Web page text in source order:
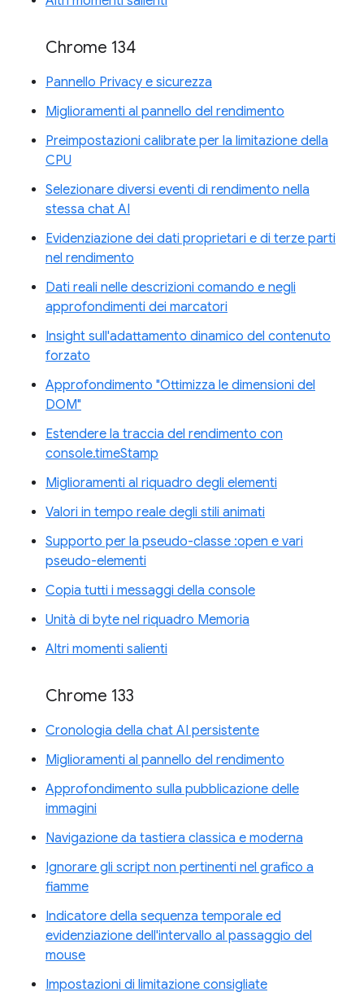
Chrome 134
Pannello Privacy e sicurezza
Miglioramenti al pannello del rendimento
Preimpostazioni calibrate per la limitazione della
CPU
Selezionare diversi eventi di rendimento nella
stessa chat AI
Evidenziazione dei dati proprietari e di terze parti
nel rendimento
Dati reali nelle descrizioni comando e negli
approfondimenti dei marcatori
Insight sull'adattamento dinamico del contenuto
forzato
Approfondimento "Ottimizza le dimensioni del
DOM"
Estendere la traccia del rendimento con
console.timeStamp
Miglioramenti al riquadro degli elementi
Valori in tempo reale degli stili animati
Supporto per la pseudo-classe :open e vari
pseudo-elementi
Copia tutti i messaggi della console
Unità di byte nel riquadro Memoria
Altri momenti salienti
Chrome 133
Cronologia della chat AI persistente
Miglioramenti al pannello del rendimento
Approfondimento sulla pubblicazione delle
immagini
Navigazione da tastiera classica e moderna
Ignorare gli script non pertinenti nel grafico a
fiamme
Indicatore della sequenza temporale ed
evidenziazione dell'intervallo al passaggio del
mouse
Impostazioni di limitazione consigliate